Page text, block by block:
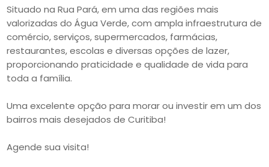
Situado na Rua Pará, em uma das regiões mais
valorizadas do Água Verde, com ampla infraestrutura de
comércio, serviços, supermercados, farmácias,
restaurantes, escolas e diversas opções de lazer,
proporcionando praticidade e qualidade de vida para
toda a família.
Uma excelente opção para morar ou investir em um dos
bairros mais desejados de Curitiba!
Agende sua visita!